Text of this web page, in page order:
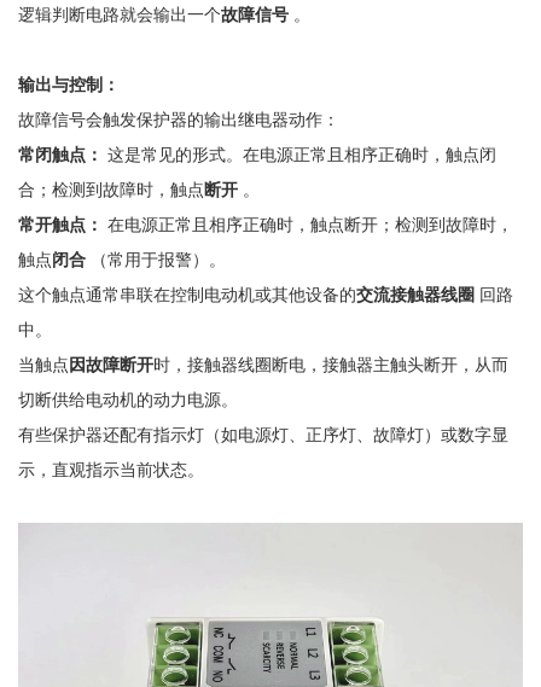
逻辑判断电路就会输出一个故障信号 。
输出与控制：
故障信号会触发保护器的输出继电器动作：
常闭触点： 这是常见的形式。在电源正常且相序正确时，触点闭
合；检测到故障时，触点断开 。
常开触点： 在电源正常且相序正确时，触点断开；检测到故障时，
触点闭合
（常用于报警）。
这个触点通常串联在控制电动机或其他设备的交流接触器线圈 回路
中。
当触点因故障断开时，接触器线圈断电，接触器主触头断开，从而
切断供给电动机的动力电源。
有些保护器还配有指示灯（如电源灯、正序灯、故障灯）或数字显
示，直观指示当前状态。